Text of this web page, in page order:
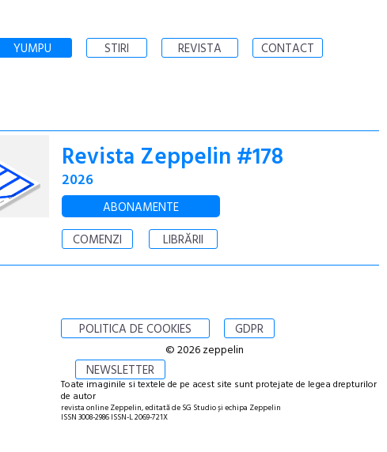
YUMPU STIRI REVISTA CONTACT
Revista Zeppelin #178
2026
ABONAMENTE
COMENZI
LIBRĂRII
POLITICA DE COOKIES GDPR
NEWSLETTER
© 2026 zeppelin
Toate imaginile si textele de pe acest site sunt protejate de legea drepturilor
de autor
revista online Zeppelin, editată de SG Studio și echipa Zeppelin
ISSN 3008-2986 ISSN-L 2069-721X